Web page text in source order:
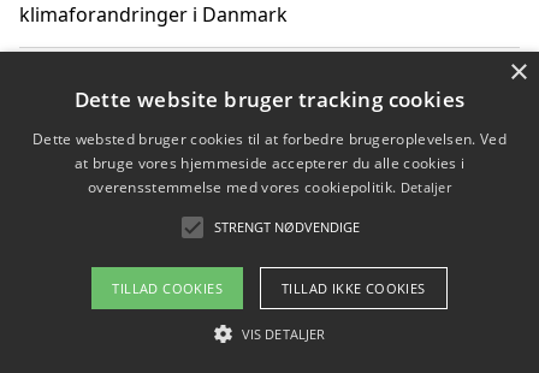
klimaforandringer i Danmark
klimaændringer
Hvordan citater om fossile brændstoffer kan ændre
Copyright 2026 - Pilanto Aps
Om / kontakt
×
Dette website bruger tracking cookies
Dette websted bruger cookies til at forbedre brugeroplevelsen. Ved
at bruge vores hjemmeside accepterer du alle cookies i
overensstemmelse med vores cookiepolitik. Detaljer
STRENGT NØDVENDIGE
TILLAD COOKIES TILLAD IKKE COOKIES
VIS DETALJER